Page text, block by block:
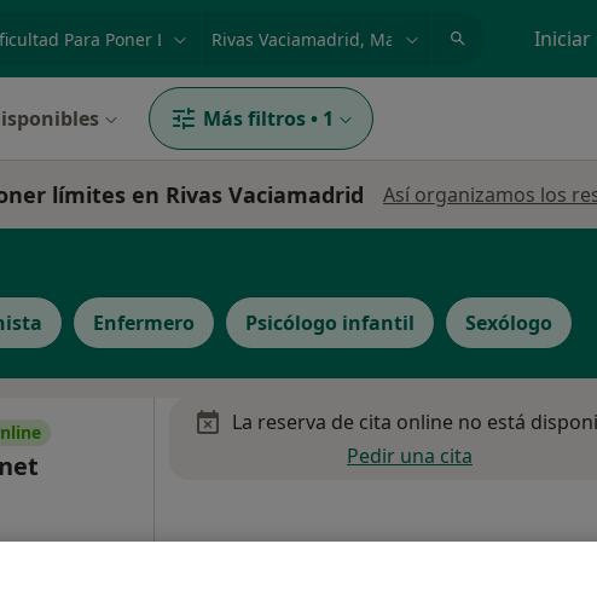
Iniciar
Más filtros • 1
límites en Rivas Vaciamadrid Así organizamos los
Enfermero Psicólogo infantil Sexólogo
La reserva de cita online no está
Pedir una cita